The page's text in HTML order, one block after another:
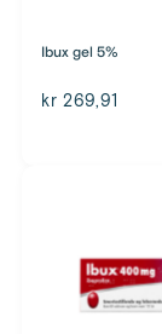
Ibux gel 5%
kr 269,91